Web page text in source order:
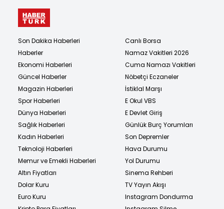
Son Dakika Haberleri
Haberler
Ekonomi Haberleri
Güncel Haberler
Magazin Haberleri
Spor Haberleri
Dünya Haberleri
Sağlık Haberleri
Kadın Haberleri
Teknoloji Haberleri
Memur ve Emekli Haberleri
Altın Fiyatları
Dolar Kuru
Euro Kuru
Canlı Borsa
Namaz Vakitleri 2026
Cuma Namazı Vakitleri
Nöbetçi Eczaneler
İstiklal Marşı
E Okul VBS
E Devlet Giriş
Günlük Burç Yorumları
Son Depremler
Hava Durumu
Yol Durumu
Sinema Rehberi
TV Yayın Akışı
Instagram Dondurma